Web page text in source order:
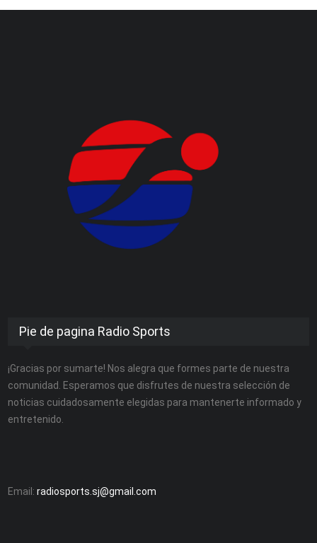
Pie de pagina Radio Sports
¡Gracias por sumarte! Nos alegra que formes parte de nuestra
comunidad. Esperamos que disfrutes de nuestra selección de
noticias cuidadosamente elegidas para mantenerte informado y
entretenido.
Email:radiosports.sj@gmail.com